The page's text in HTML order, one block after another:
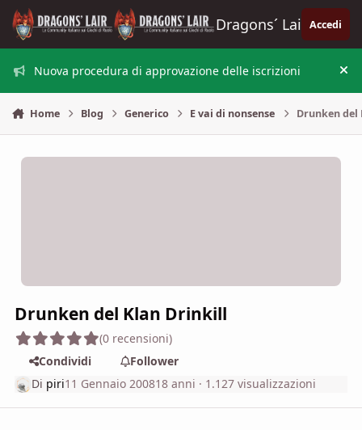
Vai al contenuto
Dragons´ Lair Accedi
Nuova procedura di approvazione delle iscrizioni
Home Blog Generico E vai di nonsense Drunken
Drunken del Klan Drinkill
(0 recensioni)
Condividi
Follower
Di piri11 Gennaio 200818 anni · 1.127 visualizzazioni